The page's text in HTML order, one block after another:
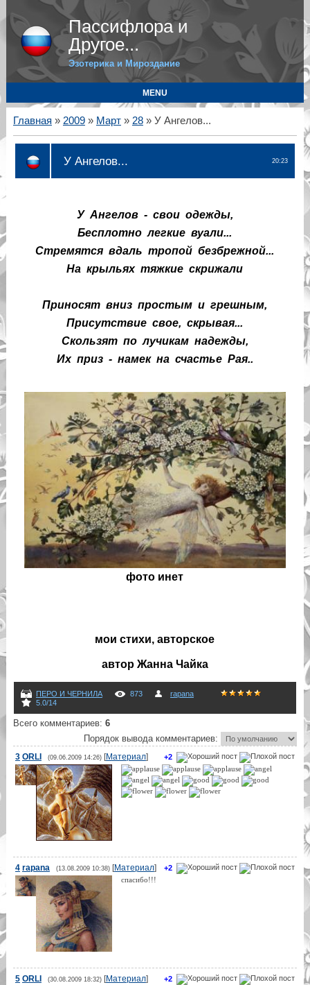
Пассифлора и
Другое...
Эзотерика и Мироздание
MENU
Главная » 2009 » Март » 28» У Ангелов...
20:23
У Ангелов...
У Ангелов - свои одежды,
Бесплотно легкие вуали...
Стремятся вдаль тропой безбрежной...
На крыльях тяжкие скрижали
Приносят вниз простым и грешным,
Присутствие свое, скрывая...
Скользят по лучикам надежды,
Их приз - намек на счастье Рая..
фото инет
мои стихи, авторское
автор Жанна Чайка
ПЕРО И ЧЕРНИЛА 873
rapana
5.0/14
Всего комментариев: 6
Порядок вывода комментариев:
+2
3 ORLI (09.06.2009 14:26)[Материал]
+2
4 rapana (13.08.2009 10:38)[Материал]
спасибо!!!
+2
5 ORLI (30.08.2009 18:32)[Материал]